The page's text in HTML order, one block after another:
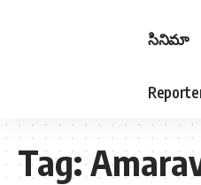
సినిమా
Tag: